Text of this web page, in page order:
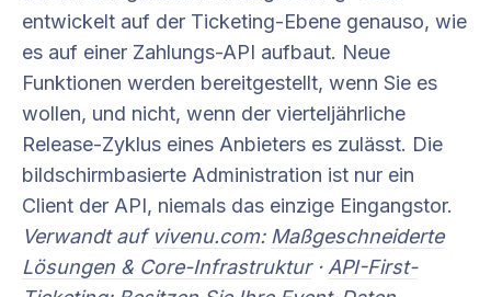
entwickelt auf der Ticketing-Ebene genauso, wie
es auf einer Zahlungs-API aufbaut. Neue
Funktionen werden bereitgestellt, wenn Sie es
wollen, und nicht, wenn der vierteljährliche
Release-Zyklus eines Anbieters es zulässt. Die
bildschirmbasierte Administration ist nur ein
Client der API, niemals das einzige Eingangstor.
Verwandt auf vivenu.com: Maßgeschneiderte
Lösungen & Core-Infrastruktur· API-First-